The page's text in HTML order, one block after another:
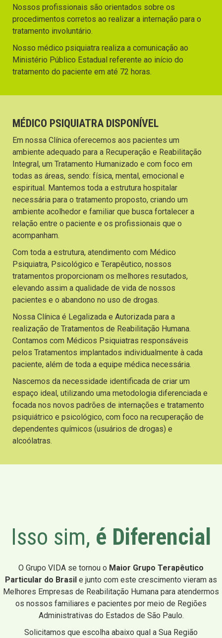
Nossos profissionais são orientados sobre os
procedimentos corretos ao realizar a internação para o
tratamento involuntário.
Nosso médico psiquiatra realiza a comunicação ao
Ministério Público Estadual referente ao início do
tratamento do paciente em até 72 horas.
MÉDICO PSIQUIATRA DISPONÍVEL
Em nossa Clínica oferecemos aos pacientes um
ambiente adequado para a Recuperação e Reabilitação
Integral, um Tratamento Humanizado e com foco em
todas as áreas, sendo: física, mental, emocional e
espiritual. Mantemos toda a estrutura hospitalar
necessária para o tratamento proposto, criando um
ambiente acolhedor e familiar que busca fortalecer a
relação entre o paciente e os profissionais que o
acompanham.
Com toda a estrutura, atendimento com Médico
Psiquiatra, Psicológico e Terapêutico, nossos
tratamentos proporcionam os melhores resutados,
elevando assim a qualidade de vida de nossos
pacientes e o abandono no uso de drogas.
Nossa Clínica é Legalizada e Autorizada para a
realização de Tratamentos de Reabilitação Humana.
Contamos com Médicos Psiquiatras responsáveis
pelos Tratamentos implantados individualmente à cada
paciente, além de toda a equipe médica necessária.
Nascemos da necessidade identificada de criar um
espaço ideal, utilizando uma metodologia diferenciada e
focada nos novos padrões de internações e tratamento
psiquiátrico e psicológico, com foco na recuperação de
dependentes químicos (usuários de drogas) e
alcoólatras.
Isso sim, é Diferencial
O Grupo VIDA se tornou o Maior Grupo Terapêutico
Particular do Brasil e junto com este crescimento vieram as
Melhores Empresas de Reabilitação Humana para atendermos
os nossos familiares e pacientes por meio de Regiões
Administrativas do Estados de São Paulo.
Solicitamos que escolha abaixo qual a Sua Região